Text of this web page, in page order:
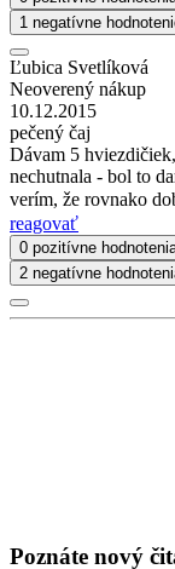
1 negatívne
Ľubica Svetlíková
Neoverený nákup
10.12.2015
pečený čaj
Dávam 5
nechutnala - bol to
verím, že rovnako
reagovať
0 pozitívne
2 negatívne
Poznáte nový